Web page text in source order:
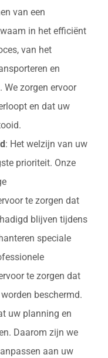
van een
in het efficiënt
van het
en
zorgen ervoor
en dat uw
: Het welzijn van uw
prioriteit. Onze
te zorgen dat
blijven tijdens
speciale
te zorgen dat
beschermd.
uw planning en
Daarom zijn we
aan uw